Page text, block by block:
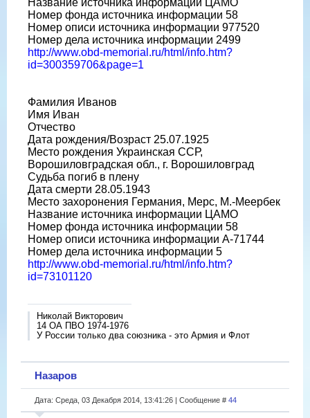
Название источника информации ЦАМО
Номер фонда источника информации 58
Номер описи источника информации 977520
Номер дела источника информации 2499
http://www.obd-memorial.ru/html/info.htm?
id=300359706&page=1
Фамилия Иванов
Имя Иван
Отчество
Дата рождения/Возраст 25.07.1925
Место рождения Украинская ССР,
Ворошиловградская обл., г. Ворошиловград
Судьба погиб в плену
Дата смерти 28.05.1943
Место захоронения Германия, Мерс, М.-Меербек
Название источника информации ЦАМО
Номер фонда источника информации 58
Номер описи источника информации A-71744
Номер дела источника информации 5
http://www.obd-memorial.ru/html/info.htm?
id=73101120
Николай Викторович
14 ОА ПВО 1974-1976
У России только два союзника - это Армия и Флот
Назаров
Дата: Среда, 03 Декабря 2014, 13:41:26 | Сообщение # 44